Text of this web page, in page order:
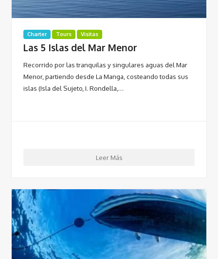
Charter Tours Visitas
Las 5 Islas del Mar Menor
Recorrido por las tranquilas y singulares aguas del Mar
Menor, partiendo desde La Manga, costeando todas sus
islas (Isla del Sujeto, I. Rondella,…
Leer Más